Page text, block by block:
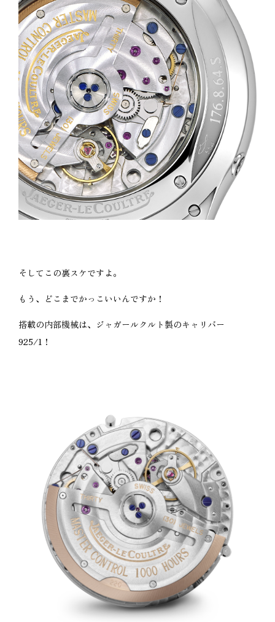
そしてこの裏スケですよ。
もう、どこまでかっこいいんですか！
搭載の内部機械は、ジャガールクルト製のキャリバー
925/1！